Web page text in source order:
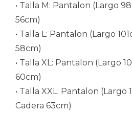
• Talla M: Pantalon (Largo
56cm)
• Talla L: Pantalon (Largo
58cm)
• Talla XL: Pantalon (Largo
60cm)
• Talla XXL: Pantalon (Largo
Cadera 63cm)